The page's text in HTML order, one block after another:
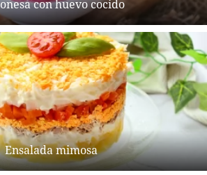
con huevo cocido
Ensalada mimosa